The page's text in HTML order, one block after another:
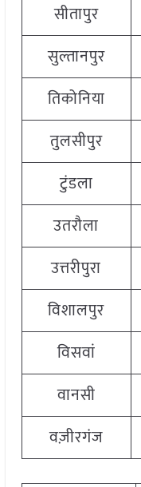
सीतापुर
सुल्तानपुर
तिकोनिया
तुलसीपुर
टुंडला
उतरौला
उत्तरीपुरा
विशालपुर
विसवां
वानसी
वज़ीरगंज